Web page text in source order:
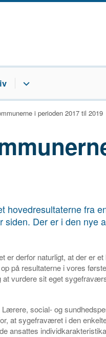
i perioden 2017 til 2019
hovedresultaterne fra
siden. Der er i den nye
derfor naturligt, at der er et
på resultaterne i vores første
vurdere sit eget
social- og
at sygefraværet i den
ansattes